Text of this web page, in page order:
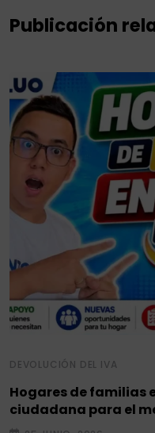
Publicación
DEVOLUCIÓN DEL IVA
Hogares de familias
ciudadana para el